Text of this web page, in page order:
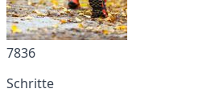
7836
Schritte